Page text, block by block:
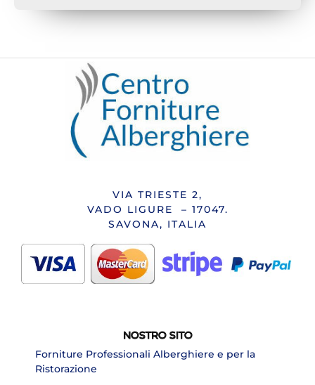
VIA TRIESTE 2,
VADO LIGURE – 17047.
SAVONA, ITALIA
NOSTRO SITO
Forniture Professionali Alberghiere e per la
Ristorazione